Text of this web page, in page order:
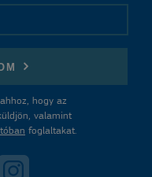
hogy az
valamint
foglaltakat.